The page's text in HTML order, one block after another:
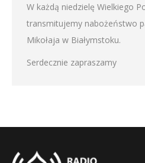
W każdą niedzielę Wielkiego
transmitujemy nabożeństwo
Mikołaja w Białymstoku.
Serdecznie zapraszamy